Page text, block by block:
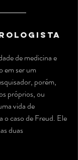
de medicina e
em ser um
porém,
próprios, ou
vida de
o caso de Freud. Ele
duas